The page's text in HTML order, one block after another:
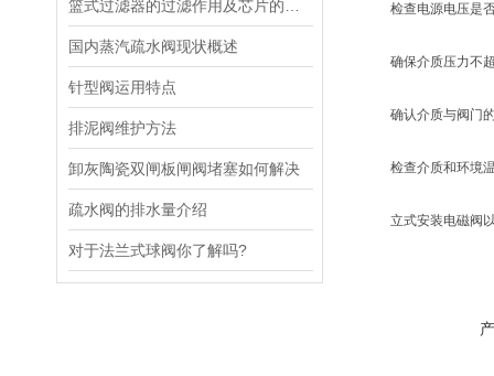
国内蒸汽疏水阀现状概述
针型阀运用特点
排泥阀维护方法
卸灰陶瓷双闸板闸阀堵塞如何解决
疏水阀的排水量介绍
对于法兰式球阀你了解吗?
检查电源电压是否
确保介质压力不超
确认介质与阀门的
检查介质和环境温
立式安装电磁阀以